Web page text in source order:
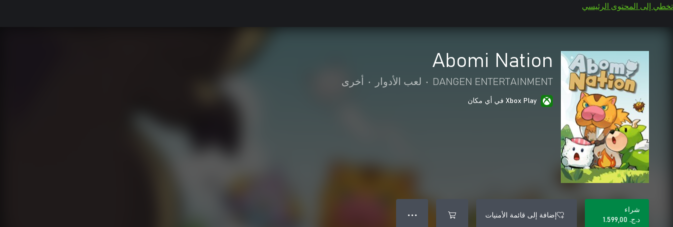
تخطي إلى المحتوى الرئيسي
Abomi Nation
DANGEN ENTERTAINMENT
• لعب الأدوار • أخرى
Xbox Play في أي مكان
شراء
د.ج.‏ 1.599,00
إضافة إلى قائمة الأمنيات ● ● ●